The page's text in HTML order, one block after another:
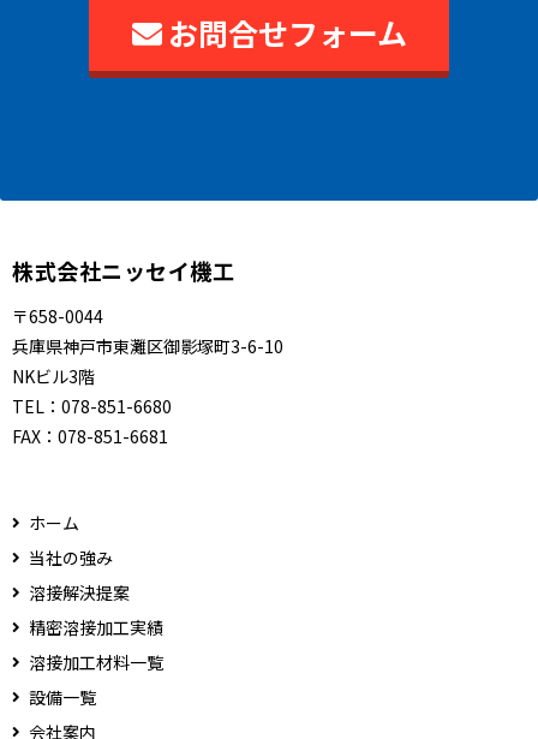
お問合せフォーム
株式会社ニッセイ機工
〒658-0044
兵庫県神戸市東灘区御影塚町3-6-10
NKビル3階
TEL： 078-851-6680
FAX： 078-851-6681
ホーム
当社の強み
溶接解決提案
精密溶接加工実績
溶接加工材料一覧
設備一覧
会社案内